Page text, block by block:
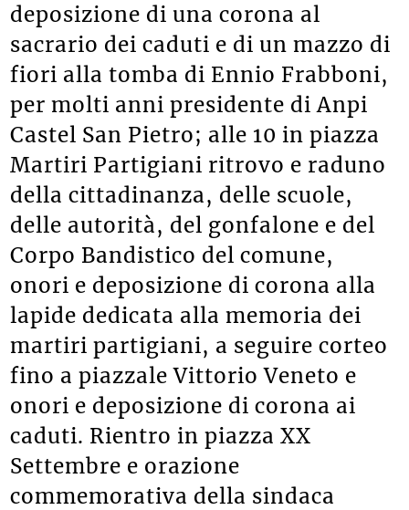
deposizione di una corona al
sacrario dei caduti e di un mazzo di
fiori alla tomba di Ennio Frabboni,
per molti anni presidente di Anpi
Castel San Pietro; alle 10 in piazza
Martiri Partigiani ritrovo e raduno
della cittadinanza, delle scuole,
delle autorità, del gonfalone e del
Corpo Bandistico del comune,
onori e deposizione di corona alla
lapide dedicata alla memoria dei
martiri partigiani, a seguire corteo
fino a piazzale Vittorio Veneto e
onori e deposizione di corona ai
caduti. Rientro in piazza XX
Settembre e orazione
commemorativa della sindaca